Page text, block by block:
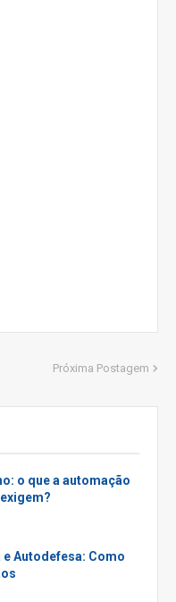
Próxima Postagem
o que a automação
Autodefesa: Como